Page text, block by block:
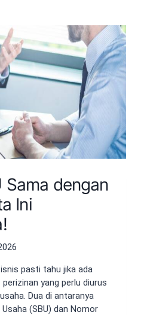
Sama dengan
Ini
pasti tahu jika ada
yang perlu diurus
Dua di antaranya
(SBU) dan Nomor